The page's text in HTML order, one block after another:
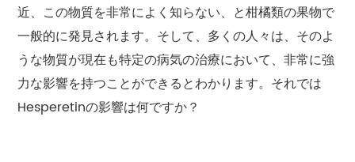
近、この物質を非常によく知らない、と柑橘類の果物で
一般的に発見されます。そして、多くの人々は、そのよ
うな物質が現在も特定の病気の治療において、非常に強
力な影響を持つことができるとわかります。それでは
Hesperetinの影響は何ですか？